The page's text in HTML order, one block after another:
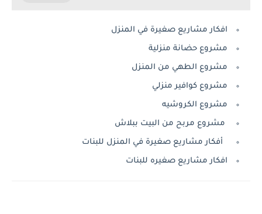
افكار مشاريع صغيرة في المنزل
مشروع حضانة منزلية
مشروع الطهي من المنزل
مشروع كوافير منزلي
مشروع الكروشيه
مشروع مربح من البيت ببلاش
أفكار مشاريع صغيرة في المنزل للبنات
افكار مشاريع صغيره للبنات